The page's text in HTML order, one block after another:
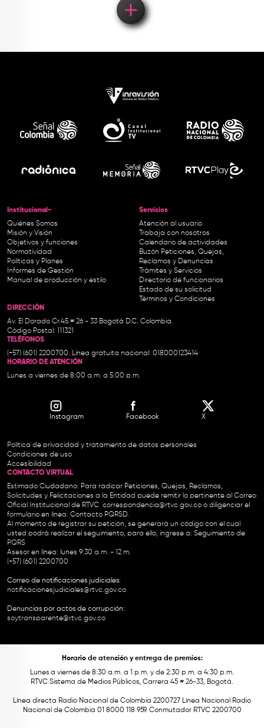
Institucional-
Quiénes Somos
Misión y Visión
Objetivos y funciones
Normatividad
Políticas y Planes
Informes de Gestión
Manual de producción y estilo
Servicios
Atención al usuario
Trabaja con nosotros
Calendario de actividades
Buzón Peticiones, Quejas,
Reclamos y Denuncias
Trámites y Servicios
Directorio de funcionarios
Estado de su solicitud
Términos y Condiciones
DIRECCIÓN
Av. El Dorado Cr.45 # 26 - 33 Bogotá D.C. Colombia.
Código Postal: 111321
TELÉFONOS
(+57) (601) 2200700. Línea gratuita nacional: 018000123414
HORARIO DE ATENCIÓN
Lunes a viernes de 8:00 a.m. a 5:00 p.m.
Instagram Facebook X
Política de privacidad y tratamiento de datos personales
Condiciones de uso
Accesibilidad
CONTACTO VIRTUAL
Estimado Ciudadano: Para radicar Peticiones, Quejas, Reclamos,
Solicitudes y Felicitaciones a la Entidad puede remitir lo pertinente al Correo
Oficial Institucional de RTVC correspondencia@rtvc.gov.co o diligenciar el
formulario en línea: Contacto PQRSD.
Al momento de registrar su petición, se generará un código con el cual
usted podrá realizar el seguimiento, para ello, ingrese a: Seguimiento de
PQRS
Asesor en línea: lunes 9:30 a.m. - 12 m.
(+57) (601) 2200700
Correo de notificaciones judiciales:
notificacionesjudiciales@rtvc.gov.co
Denuncias por actos de corrupción:
soytransparente@rtvc.gov.co
Horario de atención y entrega de premios:
Lunes a viernes de 8:30 a.m. a 1 p.m. y de 2:30 p.m. a 4:30 p.m.
RTVC Sistema de Medios Públicos, Carrera 45 # 26-33, Bogotá.
Línea directa Radio Nacional de Colombia 2200727 Línea Nacional Radio
Nacional de Colombia 01 8000 118 959. Conmutador RTVC 2200700